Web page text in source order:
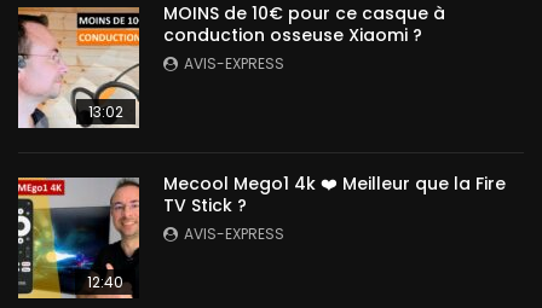
13:02
MOINS de 10€ pour ce casque à
conduction osseuse Xiaomi ?
AVIS-EXPRESS
12:40
Mecool Mego1 4k ❤️ Meilleur que la Fire
TV Stick ?
AVIS-EXPRESS